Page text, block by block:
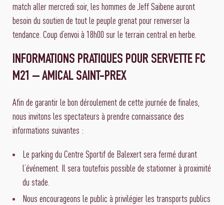
match aller mercredi soir, les hommes de Jeff Saibene auront
besoin du soutien de tout le peuple grenat pour renverser la
tendance. Coup d’envoi à 18h00 sur le terrain central en herbe.
INFORMATIONS PRATIQUES POUR SERVETTE FC
M21 – AMICAL SAINT-PREX
Afin de garantir le bon déroulement de cette journée de finales,
nous invitons les spectateurs à prendre connaissance des
informations suivantes :
Le parking du Centre Sportif de Balexert sera fermé durant
l’événement. Il sera toutefois possible de stationner à proximité
du stade.
Nous encourageons le public à privilégier les transports publics